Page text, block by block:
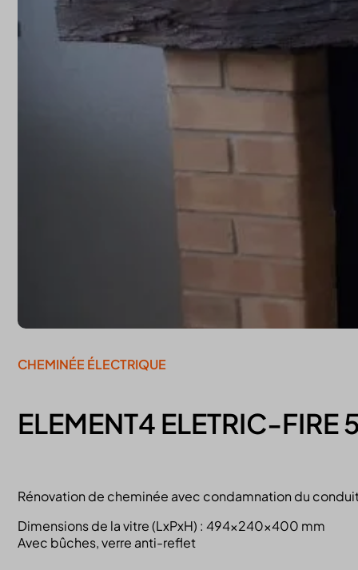
ELEMENT4 ELETRIC-FIRE
CHEMINÉE ÉLECTRIQUE
Rénovation de cheminée avec condamnation du
Dimensions de la vitre (LxPxH) : 494x240x400 mm
Avec bûches, verre anti-reflet